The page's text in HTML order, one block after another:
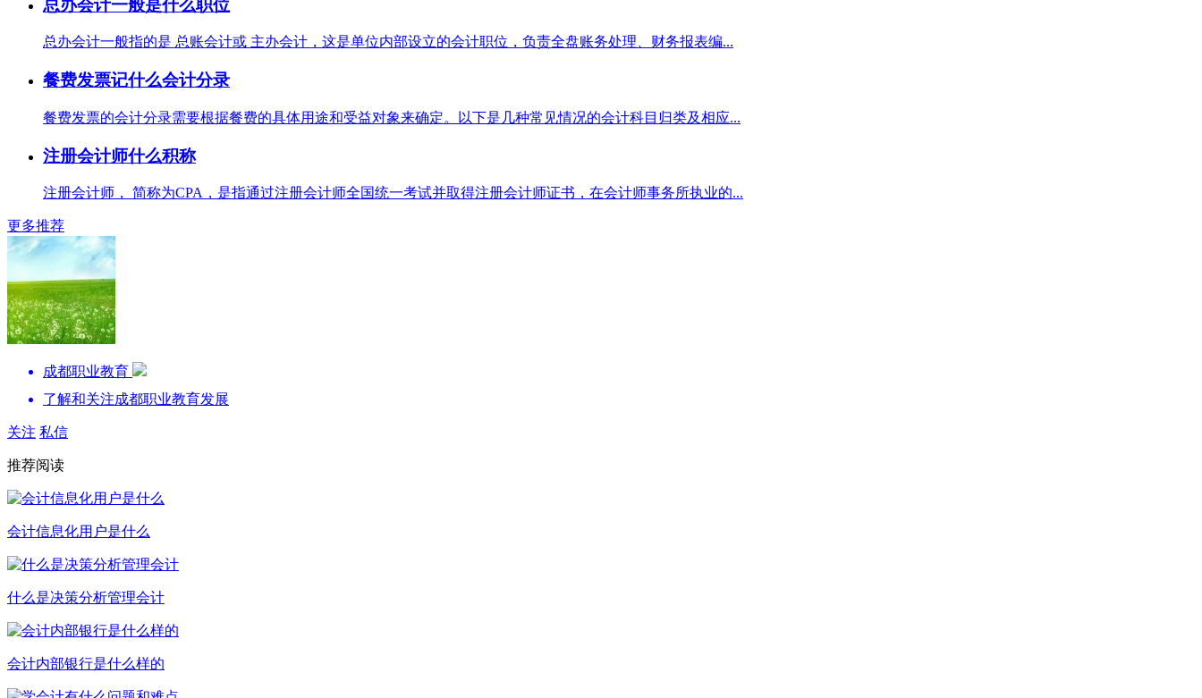
总办会计一般是什么职位
总办会计一般指的是 总账会计或 主办会计，这是单位内部设立的会计职位，负责全盘账务处理、财务报表编...
餐费发票记什么会计分录
餐费发票的会计分录需要根据餐费的具体用途和受益对象来确定。以下是几种常见情况的会计科目归类及相应...
注册会计师什么积称
注册会计师， 简称为CPA，是指通过注册会计师全国统一考试并取得注册会计师证书，在会计师事务所执业的...
更多推荐
成都职业教育
了解和关注成都职业教育发展
关注 私信
推荐阅读
会计信息化用户是什么
什么是决策分析管理会计
会计内部银行是什么样的